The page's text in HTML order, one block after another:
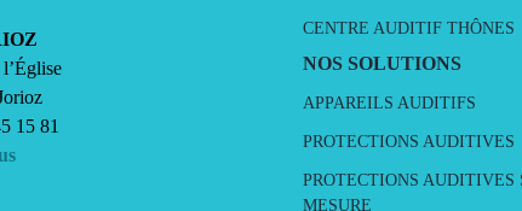
15 81
CENTRE AUDITIF THÔNES
NOS SOLUTIONS
APPAREILS AUDITIFS
PROTECTIONS AUDITIVES
PROTECTIONS AUDITIVES
MESURE